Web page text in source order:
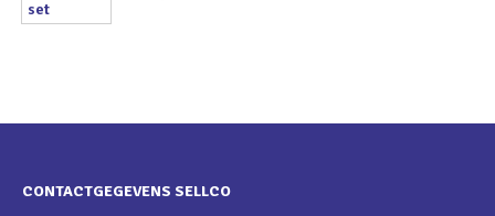
CONTACTGEGEVENS SELLCO